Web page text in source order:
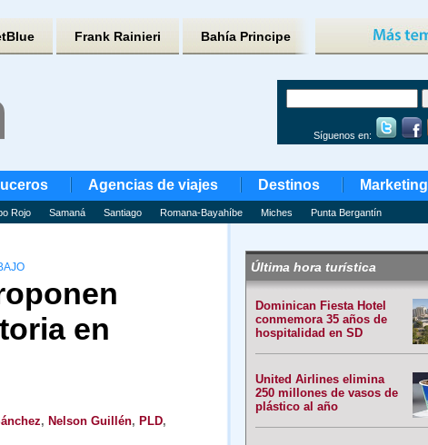
Frank Rainieri Bahía Principe
Síguenos en:
Agencias de viajes Destinos Marketing
Rojo Samaná Santiago Romana-Bayahíbe Miches Punta Bergantín
en
, Nelson Guillén, PLD,
Última hora turística
Dominican Fiesta Hotel
conmemora 35 años de
hospitalidad en SD
United Airlines elimina
250 millones de vasos de
plástico al año